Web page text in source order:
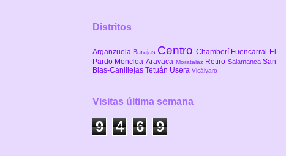
Distritos
Arganzuela Barajas Centro Chamberí Fuencarral-El
Pardo Moncloa-Aravaca Moratalaz Retiro SalamancaSan
Blas-Canillejas Tetuán Usera Vicálvaro
Visitas última semana
9 4 6 9